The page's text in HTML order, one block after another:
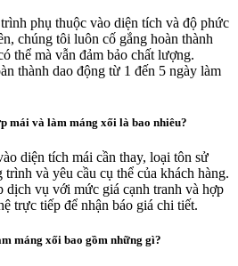
phụ thuộc vào diện tích và độ phức
chúng tôi luôn cố gắng hoàn thành
thể mà vẫn đảm bảo chất lượng.
thành dao động từ 1 đến 5 ngày làm
mái và làm máng xối là bao nhiêu?
diện tích mái cần thay, loại tôn sử
và yêu cầu cụ thể của khách hàng.
dịch vụ với mức giá cạnh tranh và hợp
trực tiếp để nhận báo giá chi tiết.
máng xối bao gồm những gì?